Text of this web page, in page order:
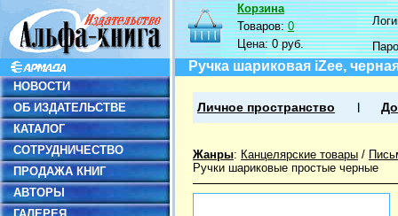
НОВОСТИ
ОБ ИЗДАТЕЛЬСТВЕ
КАТАЛОГ
СОТРУДНИЧЕСТВО
ПРОДАЖА КНИГ
АВТОРЫ
Корзина
Товаров:0
Цена:0 руб.
Ручка шариковая iZee,
Личное пространство
Жанры: Канцелярские товары /
Ручки шариковые простые черные